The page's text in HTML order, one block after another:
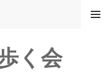
く会
ー